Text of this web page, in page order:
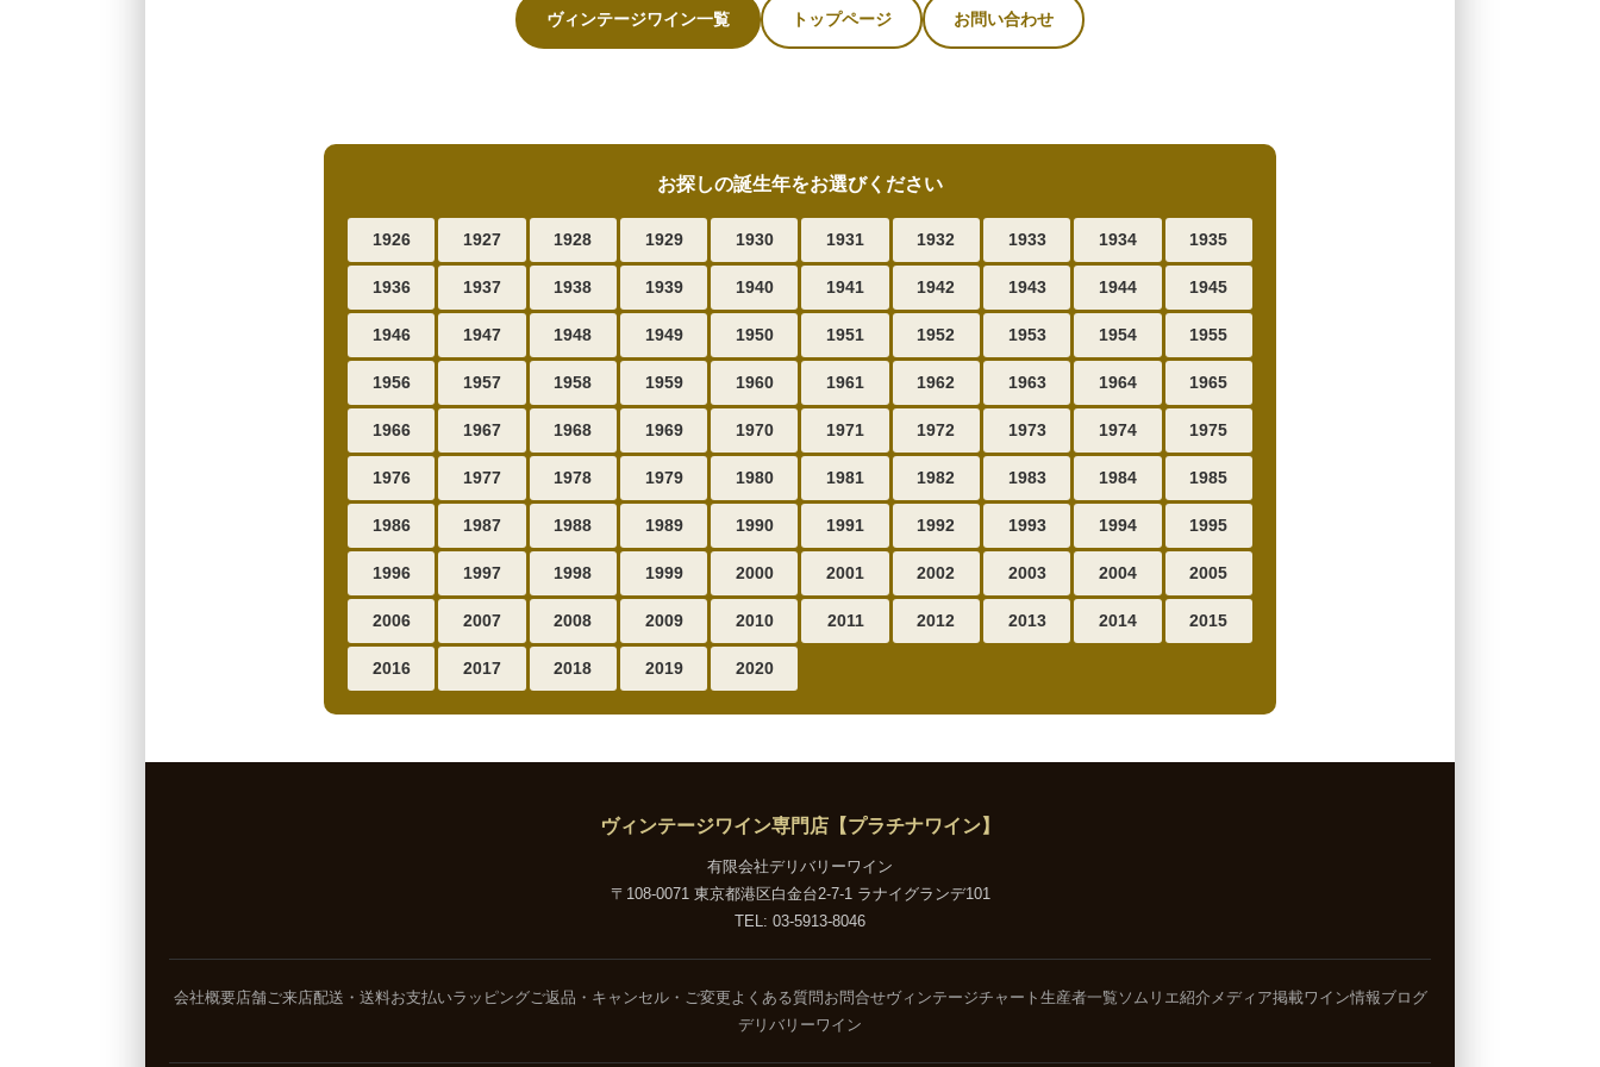
ヴィンテージワイン一覧 トップページ お問い合わせ
お探しの誕生年をお選びください
1926 1927 1928 1929 1930 1931 1932 1933 1934 1935
1936 1937 1938 1939 1940 1941 1942 1943 1944 1945
1946 1947 1948 1949 1950 1951 1952 1953 1954 1955
1956 1957 1958 1959 1960 1961 1962 1963 1964 1965
1966 1967 1968 1969 1970 1971 1972 1973 1974 1975
1976 1977 1978 1979 1980 1981 1982 1983 1984 1985
1986 1987 1988 1989 1990 1991 1992 1993 1994 1995
1996 1997 1998 1999 2000 2001 2002 2003 2004 2005
2006 2007 2008 2009 2010 2011 2012 2013 2014 2015
2016 2017 2018 2019 2020
ヴィンテージワイン専門店【プラチナワイン】
有限会社デリバリーワイン
〒108-0071 東京都港区白金台2-7-1 ラナイグランデ101
TEL: 03-5913-8046
会社概要店舗ご来店配送・送料お支払いラッピングご返品・キャンセル・ご変更よくある質問 お問合せヴィンテージチャート 生産者一覧 ソムリエ紹介 メディア掲載ワイン情報ブログ
デリバリーワイン